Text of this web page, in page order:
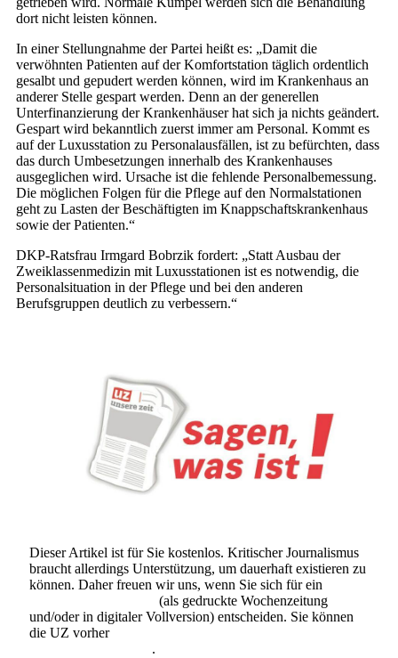
dort nicht leisten können.
In einer Stellungnahme der Partei heißt es: „Damit die
verwöhnten Patienten auf der Komfortstation täglich ordentlich
gesalbt und gepudert werden können, wird im Krankenhaus an
anderer Stelle gespart werden. Denn an der generellen
Unterfinanzierung der Krankenhäuser hat sich ja nichts geändert.
Gespart wird bekanntlich zuerst immer am Personal. Kommt es
auf der Luxusstation zu Personalausfällen, ist zu befürchten, dass
das durch Umbesetzungen innerhalb des Krankenhauses
ausgeglichen wird. Ursache ist die fehlende Personalbemessung.
Die möglichen Folgen für die Pflege auf den Normalstationen
geht zu Lasten der Beschäftigten im Knappschaftskrankenhaus
sowie der Patienten.“
DKP-Ratsfrau Irmgard Bobrzik fordert: „Statt Ausbau der
Zweiklassenmedizin mit Luxusstationen ist es notwendig, die
Personalsituation in der Pflege und bei den anderen
Berufsgruppen deutlich zu verbessern.“
Dieser Artikel ist für Sie kostenlos. Kritischer Journalismus
braucht allerdings Unterstützung, um dauerhaft existieren zu
können. Daher freuen wir uns, wenn Sie sich für ein
(als gedruckte Wochenzeitung
und/oder in digitaler Vollversion) entscheiden. Sie können
die UZ vorher
.